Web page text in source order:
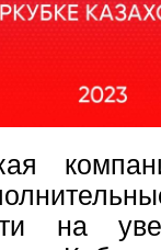
на